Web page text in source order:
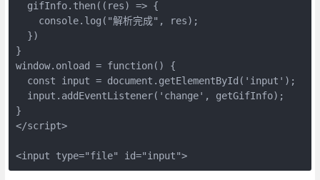
  gifInfo.then((res) => {
    console.log("解析完成", res);
  })
}
window.onload = function() {
  const input = document.getElementById('input');
  input.addEventListener('change', getGifInfo);
}
</script>
<input type="file" id="input">